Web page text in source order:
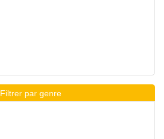
Filtrer par genre